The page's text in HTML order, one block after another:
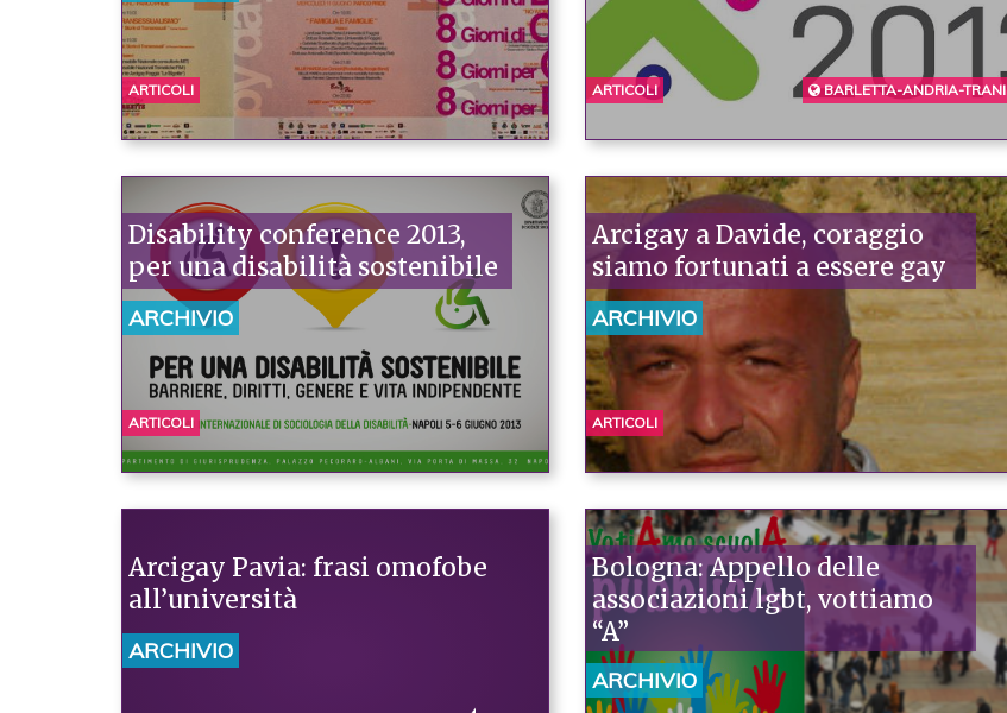
ARTICOLI ARTICOLI BARLETTA-ANDRIA-TRANI
Disability conference 2013,
per una disabilità sostenibile
ARCHIVIO
ARTICOLI
Arcigay a Davide, coraggio
siamo fortunati a essere gay
ARCHIVIO
ARTICOLI
Arcigay Pavia: frasi omofobe
all’università
ARCHIVIO
Bologna: Appello delle
associazioni lgbt, vottiamo
“A”
ARCHIVIO